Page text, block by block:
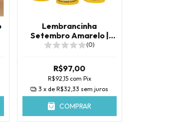
Lembrancinha
Setembro Amarelo |
Suculenta(0)
R$97,00
R$92,15 com Pix
3 x deR$32,33 sem juros
COMPRAR